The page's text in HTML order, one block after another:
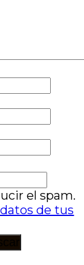
el spam.
de tus